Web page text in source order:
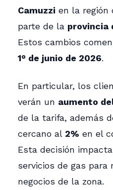
Camuzzi en la región
parte de la provincia
Estos cambios
1° de junio de 2026.
En particular, los
verán un aumento
de la tarifa, además
cercano al 2% en el
Esta decisión
servicios de gas para
negocios de la zona.